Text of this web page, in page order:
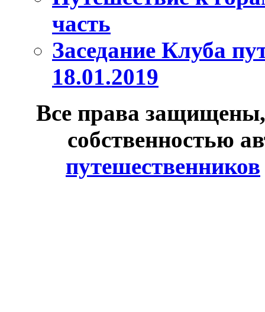
часть
Заседание Клуба
18.01.2019
Все права
собственностью
путешественников